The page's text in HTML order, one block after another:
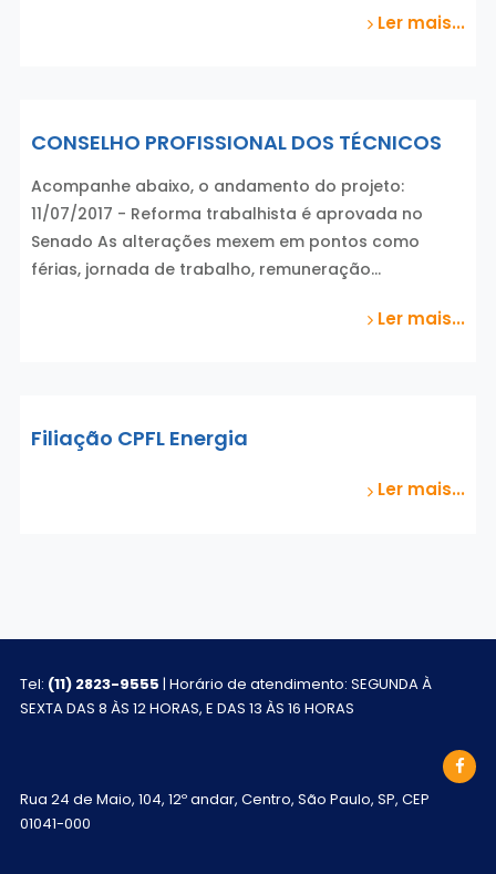
Ler mais...
CONSELHO PROFISSIONAL DOS TÉCNICOS
Acompanhe abaixo, o andamento do projeto:
11/07/2017 - Reforma trabalhista é aprovada no
Senado As alterações mexem em pontos como
férias, jornada de trabalho, remuneração…
Ler mais...
Filiação CPFL Energia
Ler mais...
Tel: (11) 2823-9555 | Horário de atendimento: SEGUNDA À
SEXTA DAS 8 ÀS 12 HORAS, E DAS 13 ÀS 16 HORAS
Rua 24 de Maio, 104, 12º andar, Centro, São Paulo, SP, CEP
01041-000